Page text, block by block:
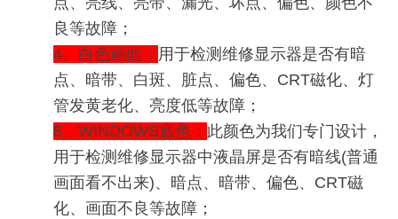
良等故障；
4、白色画面： 用于检测维修显示器是否有暗
点、暗带、白斑、脏点、偏色、CRT磁化、灯
管发黄老化、亮度低等故障；
5、WINDOWS底色： 此颜色为我们专门设计，
用于检测维修显示器中液晶屏是否有暗线(普通
画面看不出来)、暗点、暗带、偏色、CRT磁
化、画面不良等故障；